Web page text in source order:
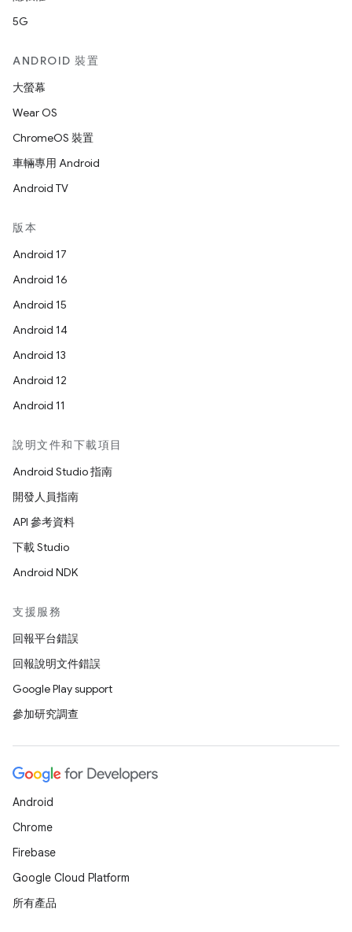
5G
ANDROID 裝置
大螢幕
Wear OS
ChromeOS 裝置
車輛專用 Android
Android TV
版本
Android 17
Android 16
Android 15
Android 14
Android 13
Android 12
Android 11
說明文件和下載項目
Android Studio 指南
開發人員指南
API 參考資料
下載 Studio
Android NDK
支援服務
回報平台錯誤
回報說明文件錯誤
Google Play support
參加研究調查
Android
Chrome
Firebase
Google Cloud Platform
所有產品